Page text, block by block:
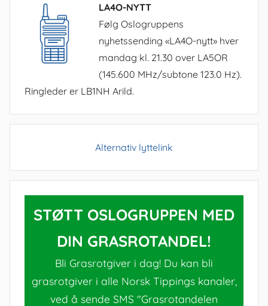
LA4O-NYTT
Følg Oslogruppens
nyhetssending «LA4O-nytt» hver
mandag kl. 21.30 over LA5OR
(145.600 MHz/subtone 123.0 Hz).
Ringleder er LB1NH Arild.
Alternativ lyttelink
STØTT OSLOGRUPPEN MED
DIN GRASROTANDEL!
Bli Grasrotgiver i dag! Du kan bli
grasrotgiver i alle Norsk Tippings kanaler,
ved å sende SMS "Grasrotandelen